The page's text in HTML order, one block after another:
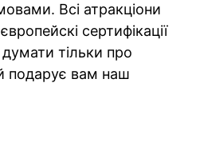
Всі атракціони
сертифікації
тільки про
подарує вам наш